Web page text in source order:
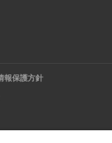
報保護方針